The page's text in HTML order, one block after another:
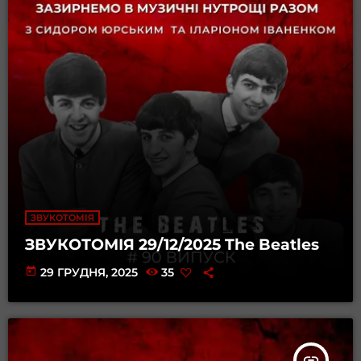
ЗВУКОТОМІЯ
ЗВУКОТОМІЯ 29/12/2025 The Beatles
today 29 ГРУДНЯ, 2025 35